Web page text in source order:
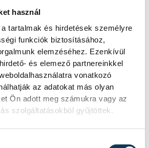
használ
tartalmak és hirdetések személyre
funkciók biztosításához,
elemzéséhez. Ezenkívül
és elemező partnereinkkel
vonatkozó
az adatokat más olyan
Ön adott meg számukra vagy az
szolgáltatásokból gyűjtöttek.
ez.
után hibátlan az
pedig a sérüléstől
magát